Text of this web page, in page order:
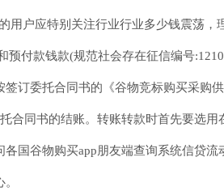
户应特别关注行业行业多少钱震荡，
付款钱款(规范社会存在征信编号
订委托合同书的《谷物竞标购买采购
同书的结账。转账转款时首先要选用
国谷物购买app朋友端查询系统信贷